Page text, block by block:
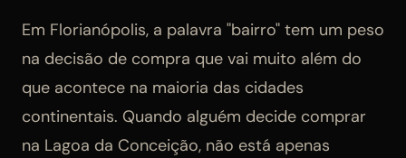
Em Florianópolis, a palavra "bairro" tem um peso
na decisão de compra que vai muito além do
que acontece na maioria das cidades
continentais. Quando alguém decide comprar
na Lagoa da Conceição, não está apenas